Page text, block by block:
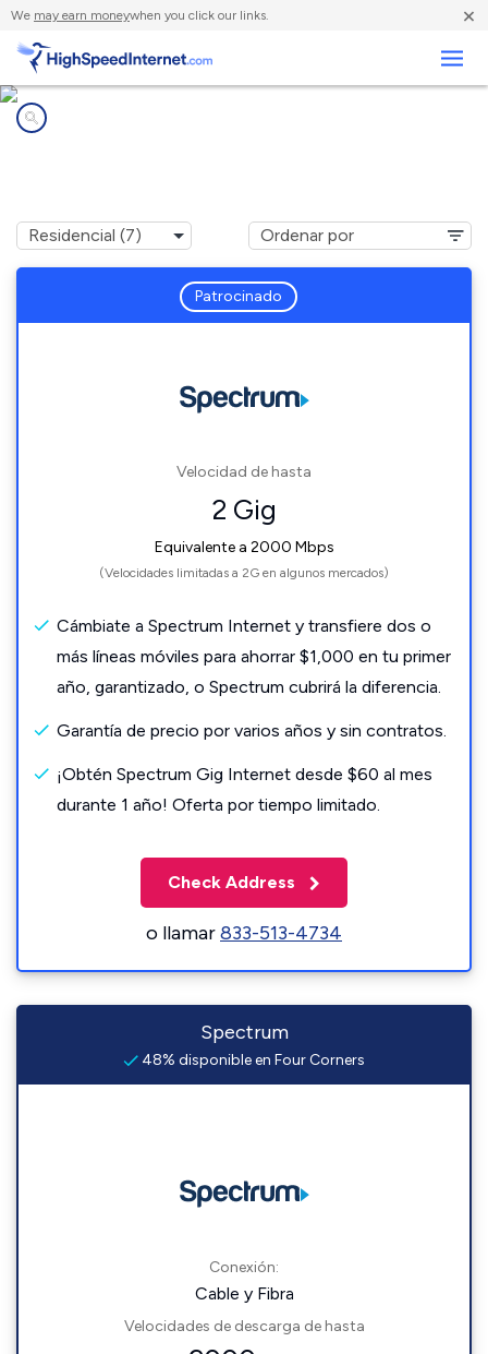
We may earn moneywhen you click our links. ×
Patrocinado
Velocidad de hasta
2 Gig
Equivalente a 2000 Mbps
(Velocidades limitadas a 2G en algunos mercados)
Cámbiate a Spectrum Internet y transfiere dos o
más líneas móviles para ahorrar $1,000 en tu primer
año, garantizado, o Spectrum cubrirá la diferencia.
Garantía de precio por varios años y sin contratos.
¡Obtén Spectrum Gig Internet desde $60 al mes
durante 1 año! Oferta por tiempo limitado.
Check Address
o llamar833-513-4734
Spectrum
48% disponible en Four Corners
Conexión:
Cable y Fibra
Velocidades de descarga de hasta